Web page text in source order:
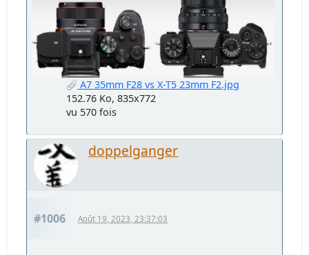
A7 35mm F28 vs X-T5 23mm F2.jpg
152.76 Ko, 835x772
vu 570 fois
doppelganger
#1006 Août 19, 2023, 23:37:03